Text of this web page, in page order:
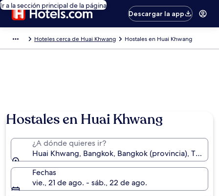
Ir a la sección principal de la página
Descargar la app
Hoteles cerca de Huai Khwang Hostales en Huai Khwang
Hostales en Huai Khwang
¿A dónde quieres ir?
Huai Khwang, Bangkok, Bangkok (provincia),
Fechas
vie., 21 de ago. - sáb., 22 de ago.